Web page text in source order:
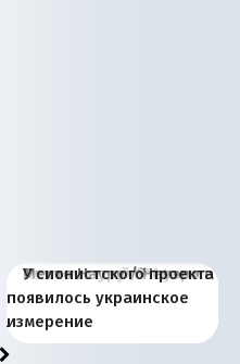
Киевская марионетка
Запада рассказала о
«переобувании» хозяев
В России назрели
перемены: 15 шагов к
суверенной экономике
Миграционный пожар
Европы
Россия начинает
сбрасывать балласт
Анкориджа
Россия зимой 1904
года: первые уступки во
внутренней политике
Русская нация вчера и
сегодня
Почему правый крах в
Варшаве не поможет её
отношениям с Россией?
Место Науру / Науэро в
современной истории
Южной Осетии
У сионистского проекта
появилось украинское
измерение